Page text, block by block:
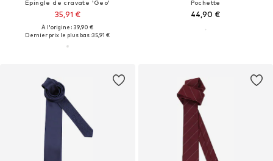
Épingle de cravate 'Geo'
35,91 €
À l'origine : 39,90 €
Dernier prix le plus bas :35,91 €
Pochette
44,90 €